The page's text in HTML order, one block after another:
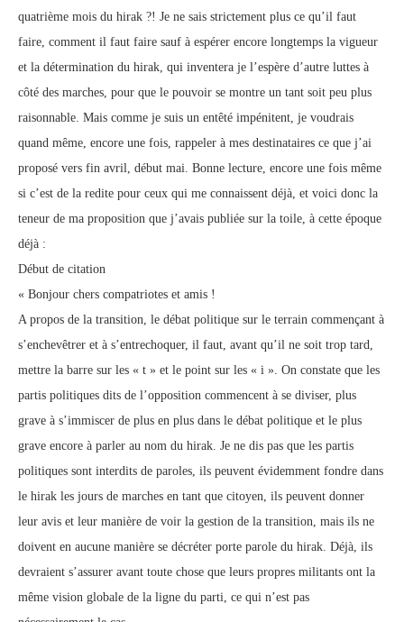
quatrième mois du hirak ?! Je ne sais strictement plus ce qu’il faut
faire, comment il faut faire sauf à espérer encore longtemps la vigueur
et la détermination du hirak, qui inventera je l’espère d’autre luttes à
côté des marches, pour que le pouvoir se montre un tant soit peu plus
raisonnable. Mais comme je suis un entêté impénitent, je voudrais
quand même, encore une fois, rappeler à mes destinataires ce que j’ai
proposé vers fin avril, début mai. Bonne lecture, encore une fois même
si c’est de la redite pour ceux qui me connaissent déjà, et voici donc la
teneur de ma proposition que j’avais publiée sur la toile, à cette époque
déjà :
Début de citation
« Bonjour chers compatriotes et amis !
A propos de la transition, le débat politique sur le terrain commençant à
s’enchevêtrer et à s’entrechoquer, il faut, avant qu’il ne soit trop tard,
mettre la barre sur les « t » et le point sur les « i ». On constate que les
partis politiques dits de l’opposition commencent à se diviser, plus
grave à s’immiscer de plus en plus dans le débat politique et le plus
grave encore à parler au nom du hirak. Je ne dis pas que les partis
politiques sont interdits de paroles, ils peuvent évidemment fondre dans
le hirak les jours de marches en tant que citoyen, ils peuvent donner
leur avis et leur manière de voir la gestion de la transition, mais ils ne
doivent en aucune manière se décréter porte parole du hirak. Déjà, ils
devraient s’assurer avant toute chose que leurs propres militants ont la
même vision globale de la ligne du parti, ce qui n’est pas